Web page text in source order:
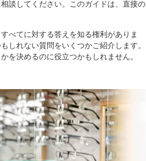
談してください。このガイドは、直接の
べてに対する答えを知る権利がありま
しれない質問をいくつかご紹介します。
を決めるのに役立つかもしれません。